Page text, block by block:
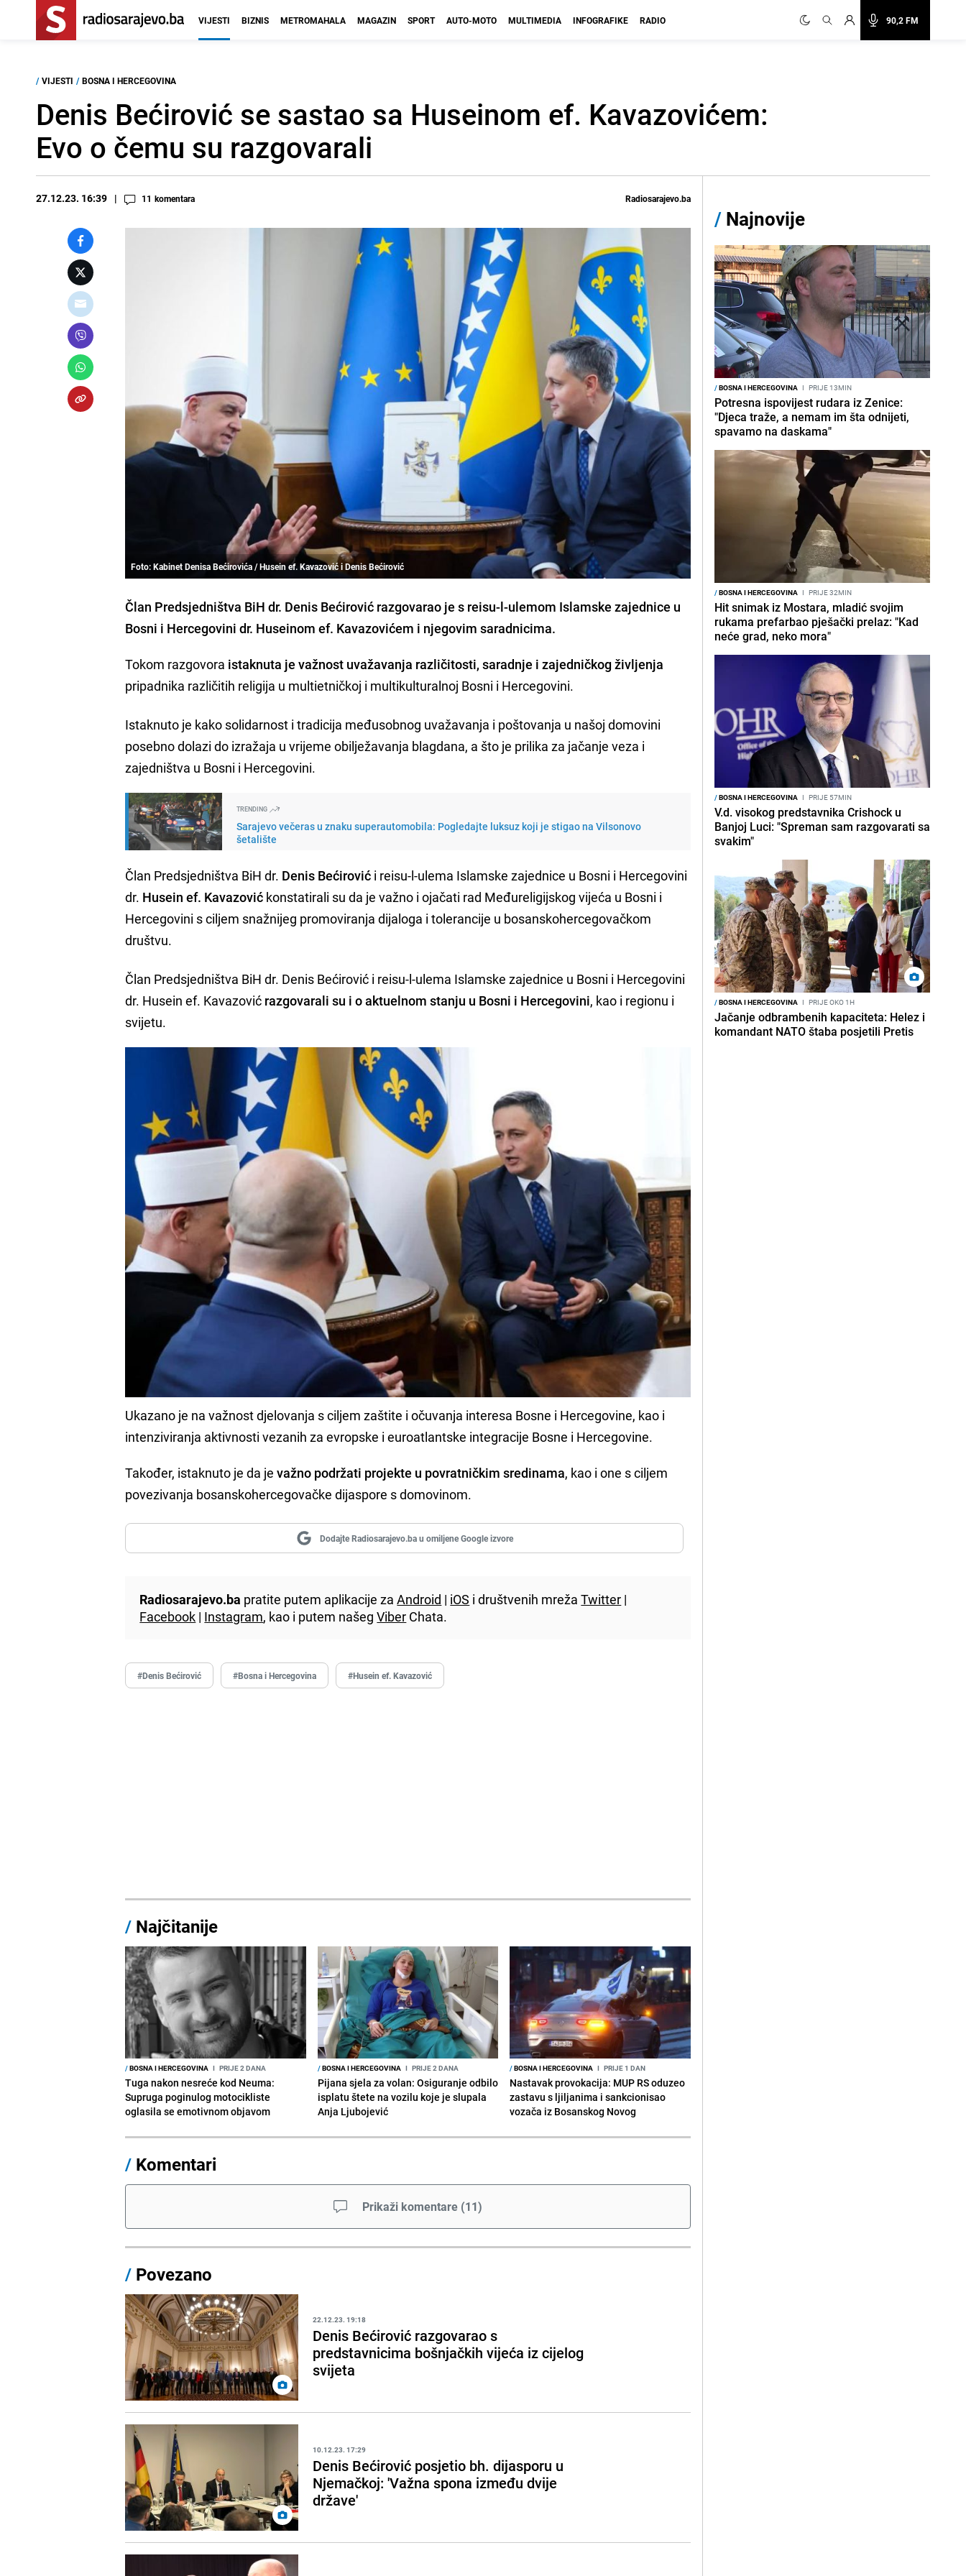
90,2 FM
VIJESTI BIZNIS METROMAHALA MAGAZIN SPORT AUTO-MOTO MULTIMEDIA INFOGRAFIKE RADIO
/ VIJESTI / BOSNA I HERCEGOVINA
Denis Bećirović se sastao sa Huseinom ef. Kavazovićem:
Evo o čemu su razgovarali
27.12.23. 16:39 11 komentara Radiosarajevo.ba
Foto: Kabinet Denisa Bećirovića / Husein ef. Kavazović i Denis Bećirović
Član Predsjedništva BiH dr. Denis Bećirović razgovarao je s reisu-l-ulemom Islamske zajednice u
Bosni i Hercegovini dr. Huseinom ef. Kavazovićem i njegovim saradnicima.
Tokom razgovora istaknuta je važnost uvažavanja različitosti, saradnje i zajedničkog življenja
pripadnika različitih religija u multietničkoj i multikulturalnoj Bosni i Hercegovini.
Istaknuto je kako solidarnost i tradicija međusobnog uvažavanja i poštovanja u našoj domovini
posebno dolazi do izražaja u vrijeme obilježavanja blagdana, a što je prilika za jačanje veza i
zajedništva u Bosni i Hercegovini.
TRENDING
Sarajevo večeras u znaku superautomobila: Pogledajte luksuz koji je stigao na Vilsonovo
šetalište
Član Predsjedništva BiH dr. Denis Bećirović i reisu-l-ulema Islamske zajednice u Bosni i Hercegovini
dr. Husein ef. Kavazović konstatirali su da je važno i ojačati rad Međureligijskog vijeća u Bosni i
Hercegovini s ciljem snažnijeg promoviranja dijaloga i tolerancije u bosanskohercegovačkom
društvu.
Član Predsjedništva BiH dr. Denis Bećirović i reisu-l-ulema Islamske zajednice u Bosni i Hercegovini
dr. Husein ef. Kavazović razgovarali su i o aktuelnom stanju u Bosni i Hercegovini, kao i regionu i
svijetu.
Ukazano je na važnost djelovanja s ciljem zaštite i očuvanja interesa Bosne i Hercegovine, kao i
intenziviranja aktivnosti vezanih za evropske i euroatlantske integracije Bosne i Hercegovine.
Također, istaknuto je da jevažno podržati projekte u povratničkim sredinama, kao i one s ciljem
povezivanja bosanskohercegovačke dijaspore s domovinom.
Dodajte Radiosarajevo.ba u omiljene Google izvore
Radiosarajevo.ba pratite putem aplikacije zaAndroid | iOS i društvenih mrežaTwitter |
Facebook | Instagram, kao i putem našegViber Chata.
#Denis Bećirović #Bosna i Hercegovina #Husein ef. Kavazović
/ Najčitanije
/BOSNA I HERCEGOVINA I PRIJE 2 DANA
Tuga nakon nesreće kod Neuma:
Supruga poginulog motocikliste
oglasila se emotivnom objavom
/BOSNA I HERCEGOVINA I PRIJE 2 DANA
Pijana sjela za volan: Osiguranje odbilo
isplatu štete na vozilu koje je slupala
Anja Ljubojević
/BOSNA I HERCEGOVINA I PRIJE 1 DAN
Nastavak provokacija: MUP RS oduzeo
zastavu s ljiljanima i sankcionisao
vozača iz Bosanskog Novog
/ Komentari
Prikaži komentare (11)
/ Povezano
22.12.23. 19:18
Denis Bećirović razgovarao s
predstavnicima bošnjačkih vijeća iz cijelog
svijeta
10.12.23. 17:29
Denis Bećirović posjetio bh. dijasporu u
Njemačkoj: 'Važna spona između dvije
države'
/ Najnovije
/BOSNA I HERCEGOVINA I PRIJE 13MIN
Potresna ispovijest rudara iz Zenice:
"Djeca traže, a nemam im šta odnijeti,
spavamo na daskama"
/BOSNA I HERCEGOVINA I PRIJE 32MIN
Hit snimak iz Mostara, mladić svojim
rukama prefarbao pješački prelaz: "Kad
neće grad, neko mora"
/BOSNA I HERCEGOVINA I PRIJE 57MIN
V.d. visokog predstavnika Crishock u
Banjoj Luci: "Spreman sam razgovarati sa
svakim"
/BOSNA I HERCEGOVINA I PRIJE OKO 1H
Jačanje odbrambenih kapaciteta: Helez i
komandant NATO štaba posjetili Pretis